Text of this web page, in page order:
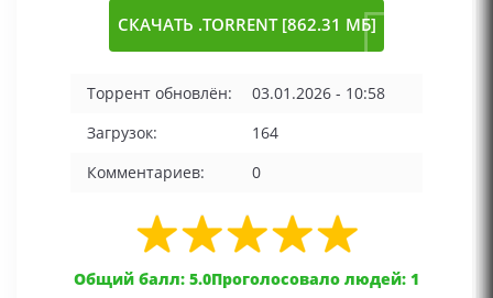
СКАЧАТЬ .TORRENT [862.31 МБ]
Торрент обновлён:
03.01.2026 - 10:58
Загрузок:
164
Комментариев:
0
Общий балл: 5.0Проголосовало людей: 1